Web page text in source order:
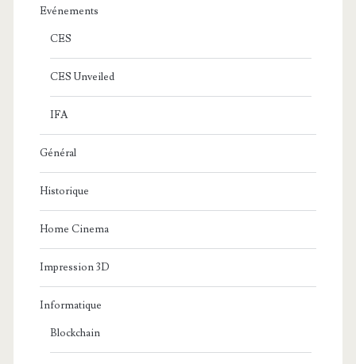
Evénements
CES
CES Unveiled
IFA
Général
Historique
Home Cinema
Impression 3D
Informatique
Blockchain